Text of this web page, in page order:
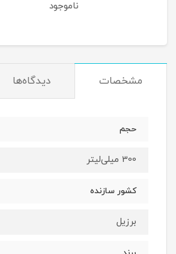
مشخصات دیدگاه‌ها
حجم
300 میلی‌لیتر
کشور سازنده
برزیل